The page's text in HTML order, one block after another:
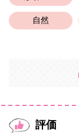
自然
評価